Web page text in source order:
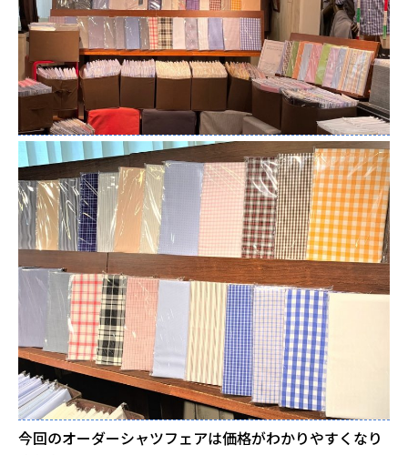
今回のオーダーシャツフェアは価格がわかりやすくなり